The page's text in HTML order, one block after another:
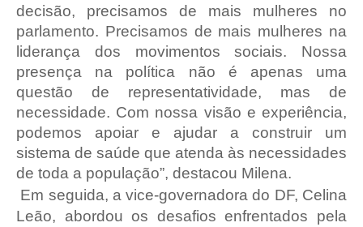
decisão, precisamos de mais mulheres no
parlamento. Precisamos de mais mulheres na
liderança dos movimentos sociais. Nossa
presença na política não é apenas uma
questão de representatividade, mas de
necessidade. Com nossa visão e experiência,
podemos apoiar e ajudar a construir um
sistema de saúde que atenda às necessidades
de toda a população”, destacou Milena.
Em seguida, a vice-governadora do DF, Celina
Leão, abordou os desafios enfrentados pela